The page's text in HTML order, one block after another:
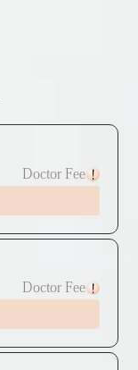
Doctor Fee
Doctor Fee